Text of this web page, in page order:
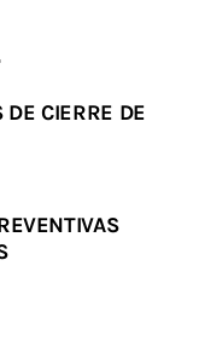
CIERRE DE